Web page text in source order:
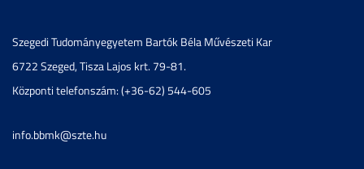
Szegedi Tudományegyetem Bartók Béla Művészeti Kar
6722 Szeged, Tisza Lajos krt. 79-81.
Központi telefonszám: (+36-62) 544-605
info.bbmk@szte.hu